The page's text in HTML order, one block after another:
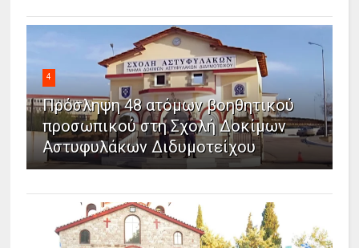
4
Πρόσληψη 48 ατόμων βοηθητικού
προσωπικού στη Σχολή Δοκίμων
Αστυφυλάκων Διδυμοτείχου